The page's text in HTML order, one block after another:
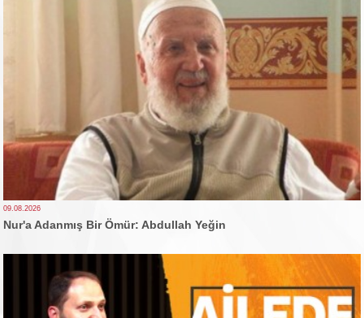
09.08.2026
Nur'a Adanmış Bir Ömür: Abdullah Yeğin